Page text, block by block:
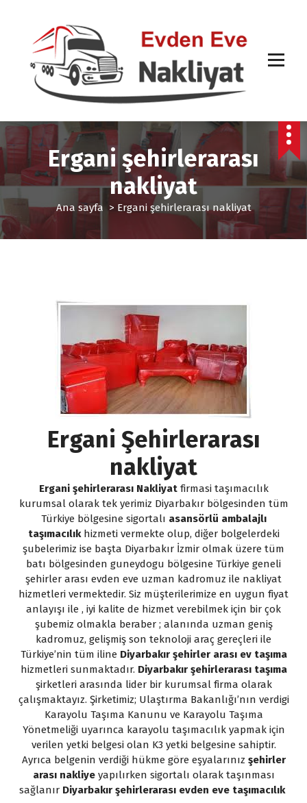
Ergani şehirlerarası
nakliyat
Ana sayfa > Ergani şehirlerarası nakliyat
Ergani Şehirlerarası
nakliyat
Ergani şehirlerarası Nakliyatfirmasi taşımacılık
kurumsal olarak tek yerimiz Diyarbakır bölgesinden tüm
Türkiye bölgesine sigortalı asansörlü ambalajlı
taşımacılıkhizmeti vermekte olup, diğer bolgelerdeki
şubelerimiz ise başta Diyarbakır İzmir olmak üzere tüm
batı bölgesinden guneydogu bölgesine Türkiye geneli
şehirler arası evden eve uzman kadromuz ile nakliyat
hizmetleri vermektedir. Siz müşterilerimize en uygun fiyat
anlayışı ile , iyi kalite de hizmet verebilmek için bir çok
şubemiz olmakla beraber ; alanında uzman geniş
kadromuz, gelişmiş son teknoloji araç gereçleri ile
Türkiye’nin tüm iline Diyarbakır şehirler arası ev taşıma
hizmetleri sunmaktadır. Diyarbakır şehirlerarası taşıma
şirketleri arasında lider bir kurumsal firma olarak
çalışmaktayız. Şirketimiz; Ulaştırma Bakanlığı’nın verdigi
Karayolu Taşıma Kanunu ve Karayolu Taşıma
Yönetmeliği uyarınca karayolu taşımacılık yapmak için
verilen yetki belgesi olan K3 yetki belgesine sahiptir.
Ayrıca belgenin verdiği hükme göre eşyalarınız şehirler
arası nakliyeyapılırken sigortalı olarak taşınması
sağlanır Diyarbakır şehirlerarası evden eve taşımacılık